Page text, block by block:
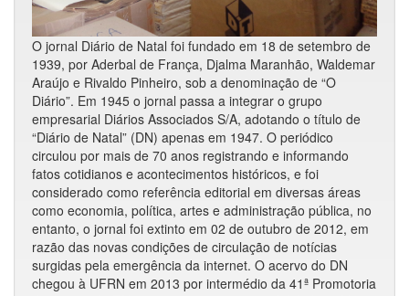
O jornal Diário de Natal foi fundado em 18 de setembro de
1939, por Aderbal de França, Djalma Maranhão, Waldemar
Araújo e Rivaldo Pinheiro, sob a denominação de “O
Diário”. Em 1945 o jornal passa a integrar o grupo
empresarial Diários Associados S/A, adotando o título de
“Diário de Natal” (DN) apenas em 1947. O periódico
circulou por mais de 70 anos registrando e informando
fatos cotidianos e acontecimentos históricos, e foi
considerado como referência editorial em diversas áreas
como economia, política, artes e administração pública, no
entanto, o jornal foi extinto em 02 de outubro de 2012, em
razão das novas condições de circulação de notícias
surgidas pela emergência da internet. O acervo do DN
chegou à UFRN em 2013 por intermédio da 41ª Promotoria